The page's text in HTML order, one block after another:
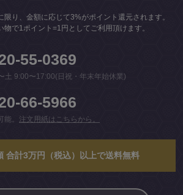
限り、金額に応じて3%がポイント還元されます。
物で1ポイント=1円としてご利用頂けます。
55-0369
土 9:00〜17:00(日祝・年末年始休業)
66-5966
。 注文用紙はこちらから。
合計3万円（税込）以上で送料無料